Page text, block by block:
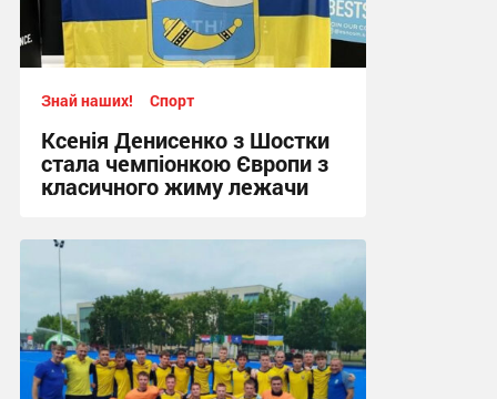
Знай наших! Спорт
Ксенія Денисенко з Шостки
стала чемпіонкою Європи з
класичного жиму лежачи
17:09, 4.08.2026